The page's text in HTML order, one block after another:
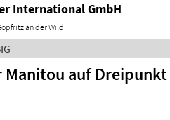
International GmbH
an der Wild
Manitou auf Dreipunkt